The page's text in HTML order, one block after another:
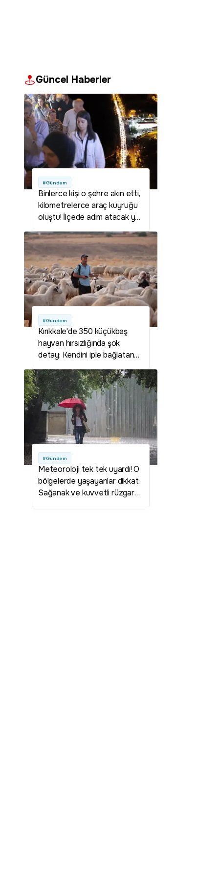
Güncel Haberler
#Gündem
Binlerce kişi o şehre akın etti,
kilometrelerce araç kuyruğu
oluştu! İlçede adım atacak yer
#Gündem
Kırıkkale'de 350 küçükbaş
hayvan hırsızlığında şok
detay: Kendini iple bağlatan
#Gündem
Meteoroloji tek tek uyardı! O
bölgelerde yaşayanlar dikkat:
Sağanak ve kuvvetli rüzgar